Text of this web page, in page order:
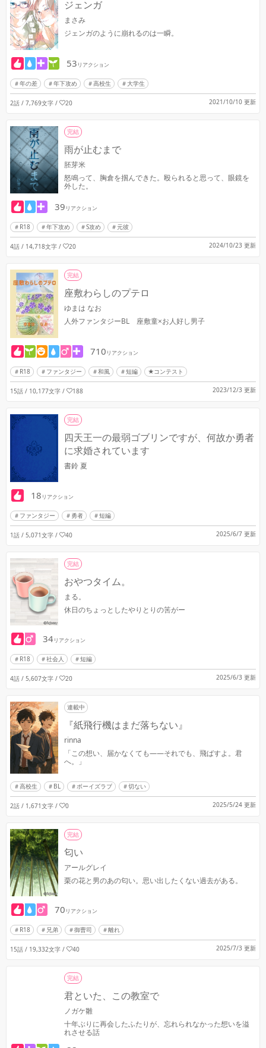
ジェンガ
まさみ
ジェンガのように崩れるのは一瞬。
53 リアクション
年の差 年下攻め 高校生 大学生
2話 / 7,769文字 / 20 2021/10/10 更新
完結
雨が止むまで
胚芽米
怒鳴って、胸倉を掴んできた。殴られると思って、眼鏡を
外した。
39 リアクション
R18 年下攻め S攻め 元彼
4話 / 14,718文字 / 20 2024/10/23 更新
完結
座敷わらしのプテロ
ゆまは なお
人外ファンタジーBL 座敷童×お人好し男子
710 リアクション
R18 ファンタジー 和風 短編 ★コンテスト
15話 / 10,177文字 / 188 2023/12/3 更新
完結
四天王一の最弱ゴブリンですが、何故か勇者
に求婚されています
書鈴 夏
18 リアクション
ファンタジー 勇者 短編
1話 / 5,071文字 / 40 2025/6/7 更新
完結
おやつタイム。
まる。
休日のちょっとしたやりとりの筈がー
34リアクション
R18 社会人 短編
4話 / 5,607文字 / 20 2025/6/3 更新
連載中
『紙飛行機はまだ落ちない』
rinna
「この想い、届かなくても――それでも、飛ばすよ。君
へ。」
高校生 BL ボーイズラブ 切ない
2話 / 1,671文字 / 0 2025/5/24 更新
完結
匂い
アールグレイ
栗の花と男のあの匂い。思い出したくない過去がある。
70 リアクション
R18 兄弟 御曹司 離れ
15話 / 19,332文字 / 40 2025/7/3 更新
完結
君といた、この教室で
ノガケ雛
十年ぶりに再会したふたりが、忘れられなかった想いを溢
れさせる話